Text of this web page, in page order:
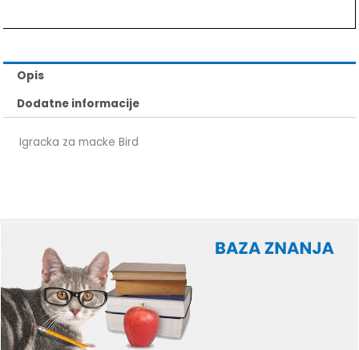
Opis
Dodatne informacije
Igracka za macke Bird